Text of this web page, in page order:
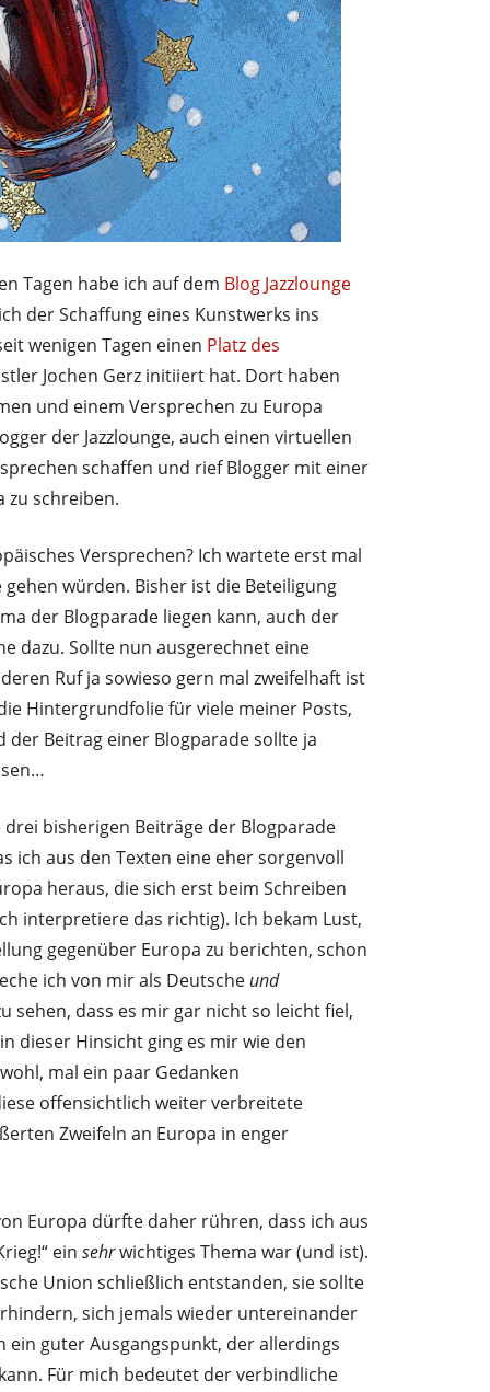
Tagen habe ich auf dem Blog Jazzlounge
der Schaffung eines Kunstwerks ins
wenigen Tagen einen Platz des
Jochen Gerz initiiert hat. Dort haben
und einem Versprechen zu Europa
der Jazzlounge, auch einen virtuellen
schaffen und rief Blogger mit einer
zu schreiben.
Versprechen? Ich wartete erst mal
würden. Bisher ist die Beteiligung
der Blogparade liegen kann, auch der
dazu. Sollte nun ausgerechnet eine
Ruf ja sowieso gern mal zweifelhaft ist
Hintergrundfolie für viele meiner Posts,
Beitrag einer Blogparade sollte ja
bisherigen Beiträge der Blogparade
ich aus den Texten eine eher sorgenvoll
heraus, die sich erst beim Schreiben
interpretiere das richtig). Ich bekam Lust,
gegenüber Europa zu berichten, schon
ich von mir als Deutsche und
sehen, dass es mir gar nicht so leicht fiel,
dieser Hinsicht ging es mir wie den
mal ein paar Gedanken
offensichtlich weiter verbreitete
Zweifeln an Europa in enger
Europa dürfte daher rühren, dass ich aus
ein sehrwichtiges Thema war (und ist).
Union schließlich entstanden, sie sollte
sich jemals wieder untereinander
ein guter Ausgangspunkt, der allerdings
Für mich bedeutet der verbindliche